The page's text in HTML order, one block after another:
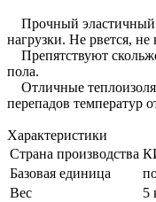
Прочный эластичный
нагрузки. Не рвется, не
Препятствуют
пола.
Отличные
перепадов температур
Характеристики
Страна производства
Базовая единица
Вес
5